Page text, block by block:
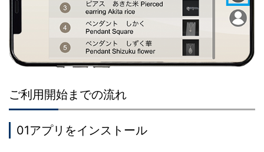
ご利用開始までの流れ
01アプリをインストール